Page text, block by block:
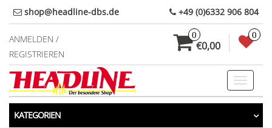
Direkt
zum
Inhalt
shop@headline-dbs.de +49 (0)6332 906 804
ANMELDEN /
REGISTRIEREN
0
€0,00
0
Toggle
KATEGORIEN